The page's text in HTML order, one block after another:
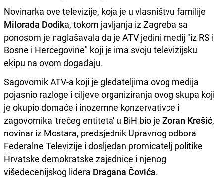
Novinarka ove televizije, koja je u vlasništvu familije
Milorada Dodika, tokom javljanja iz Zagreba sa
ponosom je naglašavala da je ATV jedini medij "iz RS i
Bosne i Hercegovine" koji je ima svoju televizijsku
ekipu na ovom događaju.
Sagovornik ATV-a koji je gledateljima ovog medija
pojasnio razloge i ciljeve organiziranja ovog skupa koji
je okupio domaće i inozemne konzervativce i
zagovornika 'trećeg entiteta' u BiH bio je Zoran Krešić,
novinar iz Mostara, predsjednik Upravnog odbora
Federalne Televizije i dosljedan promicatelj politike
Hrvatske demokratske zajednice i njenog
višedecenijskog lidera Dragana Čovića.